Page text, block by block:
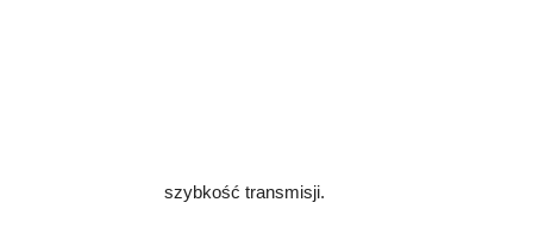
szybkość transmisji.